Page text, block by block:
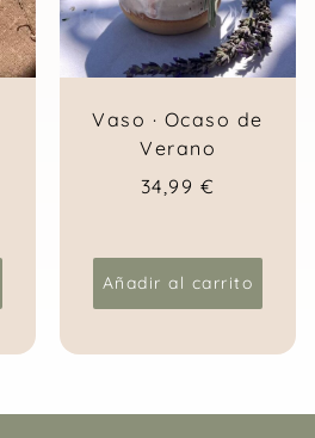
Vaso · Ocaso de
Verano
34,99 €
Añadir al carrito